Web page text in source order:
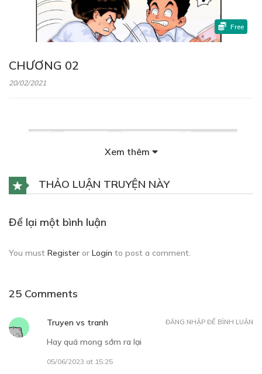
CHƯƠNG 02
20/02/2021
Free
20/02/2021
Xem thêm
THẢO LUẬN TRUYỆN NÀY
Để lại một bình luận
You must Register or Login to post a comment.
25 Comments
Truyen vs tranh
Hay quá mong sớm ra lại
05/06/2023 at 15:25
ĐĂNG NHẬP ĐỂ BÌNH LUẬN